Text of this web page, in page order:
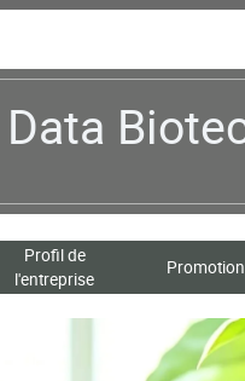
Data
Profil de
l'entreprise
Promotion